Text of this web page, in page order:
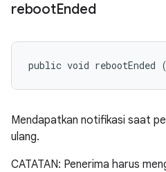
rebootEnded
public void rebootEnded (
Mendapatkan notifikasi saat
ulang.
CATATAN: Penerima harus